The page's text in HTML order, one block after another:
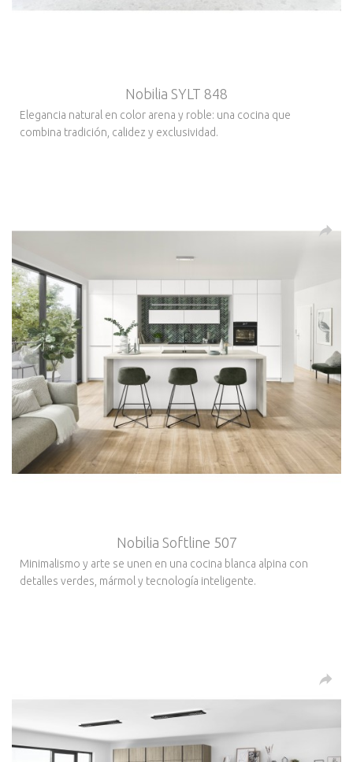
Nobilia SYLT 848
Elegancia natural en color arena y roble: una cocina que
combina tradición, calidez y exclusividad.
Nobilia Softline 507
Minimalismo y arte se unen en una cocina blanca alpina con
detalles verdes, mármol y tecnología inteligente.